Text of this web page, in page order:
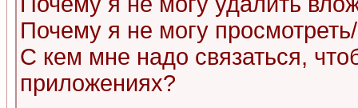
Почему я не могу
С кем мне надо связаться,
приложениях?